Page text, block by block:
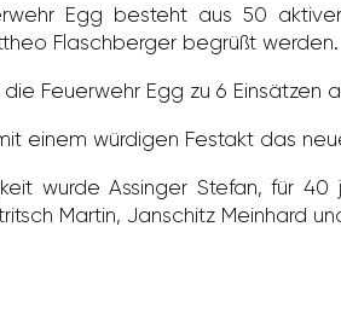
Egg besteht aus 50
Flasch­berger begrüßt werden.
Feuer­wehr Egg zu 6
einem würdigen Festakt das
wurde Assinger Stefan, für 40
Martin, Janschitz Mein­hard